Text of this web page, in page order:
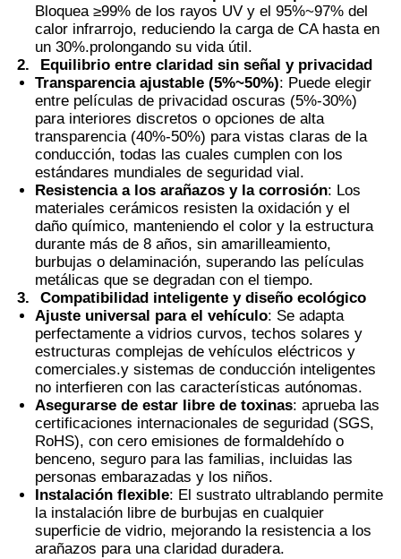
Película PVB termocromática
Bloquea ≥99% de los rayos UV y el 95%~97% del
calor infrarrojo, reduciendo la carga de CA hasta en
un 30%.prolongando su vida útil.
2.
Equilibrio entre claridad sin señal y privacidad
Transparencia ajustable (5%~50%): Puede elegir
entre películas de privacidad oscuras (5%-30%)
para interiores discretos o opciones de alta
transparencia (40%-50%) para vistas claras de la
conducción, todas las cuales cumplen con los
estándares mundiales de seguridad vial.
Resistencia a los arañazos y la corrosión: Los
materiales cerámicos resisten la oxidación y el
daño químico, manteniendo el color y la estructura
durante más de 8 años, sin amarilleamiento,
burbujas o delaminación, superando las películas
metálicas que se degradan con el tiempo.
3.
Compatibilidad inteligente y diseño ecológico
Ajuste universal para el vehículo: Se adapta
perfectamente a vidrios curvos, techos solares y
estructuras complejas de vehículos eléctricos y
comerciales.y sistemas de conducción inteligentes
no interfieren con las características autónomas.
Asegurarse de estar libre de toxinas: aprueba las
certificaciones internacionales de seguridad (SGS,
RoHS), con cero emisiones de formaldehído o
benceno, seguro para las familias, incluidas las
personas embarazadas y los niños.
Instalación flexible: El sustrato ultrablando permite
la instalación libre de burbujas en cualquier
superficie de vidrio, mejorando la resistencia a los
arañazos para una claridad duradera.